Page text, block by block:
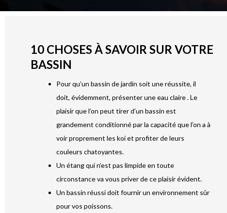
10 CHOSES À SAVOIR SUR VOTRE
BASSIN
Pour qu’un bassin de jardin soit une réussite, il
doit, évidemment, présenter une eau claire . Le
plaisir que l’on peut tirer d’un bassin est
grandement conditionné par la capacité que l’on a à
voir proprement les koi et profiter de leurs
couleurs chatoyantes.
Un étang qui n’est pas limpide en toute
circonstance va vous priver de ce plaisir évident.
Un bassin réussi doit fournir un environnement sûr
pour vos poissons.